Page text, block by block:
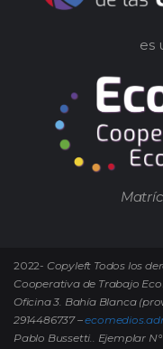
es
2022- Copyleft Todos los
Cooperativa de Trabajo
Oficina 3. Bahía Blanca
2914486737 –
Pablo Bussetti.. Ejemplar N°